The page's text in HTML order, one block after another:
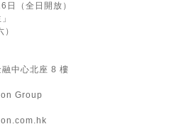
（全日開放）
中心北座 8 樓
Group